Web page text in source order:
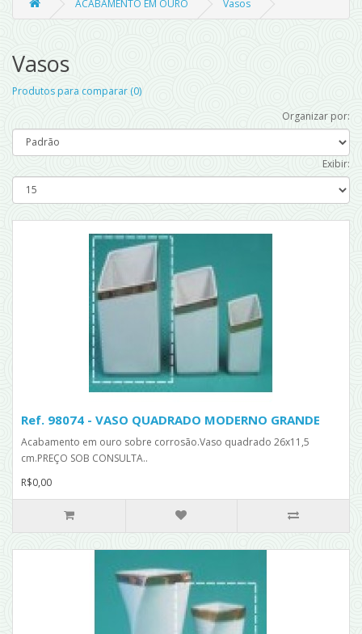
ACABAMENTO EM OURO Vasos
Vasos
Produtos para comparar (0)
Organizar por:
Exibir:
Ref. 98074 - VASO QUADRADO MODERNO GRANDE
Acabamento em ouro sobre corrosão.Vaso quadrado 26x11,5
cm.PREÇO SOB CONSULTA..
R$0,00